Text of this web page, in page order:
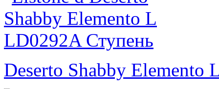
Deserto Shabby Elemento